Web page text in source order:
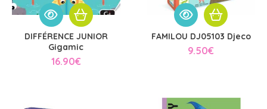
DIFFÉRENCE JUNIOR
Gigamic
16.90€
FAMILOU DJ05103 Djeco
9.50€